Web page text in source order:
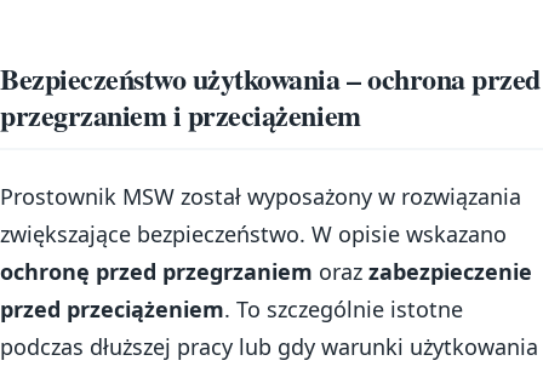
Bezpieczeństwo użytkowania – ochrona przed
przegrzaniem i przeciążeniem
Prostownik MSW został wyposażony w rozwiązania
zwiększające bezpieczeństwo. W opisie wskazano
ochronę przed przegrzaniem oraz zabezpieczenie
przed przeciążeniem. To szczególnie istotne
podczas dłuższej pracy lub gdy warunki użytkowania